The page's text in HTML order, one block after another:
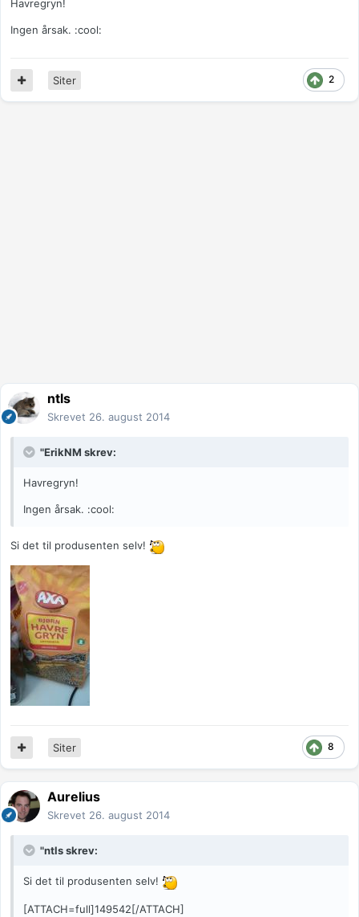
Havregryn!
Ingen årsak. :cool:
2
Siter
ntls
Skrevet 26. august 2014
"ErikNM skrev:
Havregryn!
Ingen årsak. :cool:
Si det til produsenten selv!
8
Siter
Aurelius
Skrevet 26. august 2014
"ntls skrev:
Si det til produsenten selv!
[ATTACH=full]149542[/ATTACH]